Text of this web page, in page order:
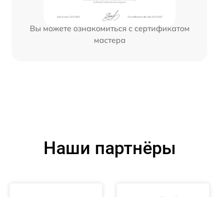
Вы можете ознакомиться с сертификатом
мастера
Наши партнёры